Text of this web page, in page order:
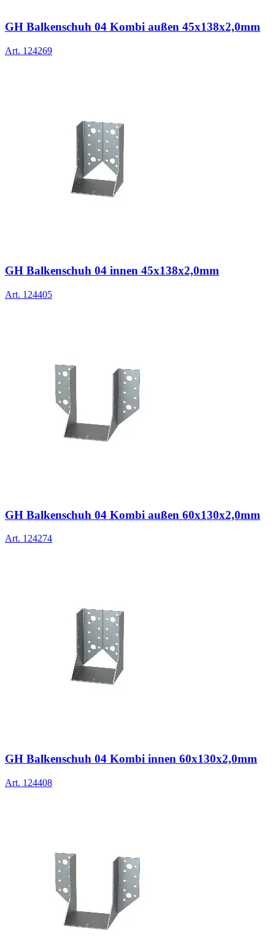
GH Balkenschuh 04 Kombi außen 45x138x2,0mm
Art. 124269
GH Balkenschuh 04 innen 45x138x2,0mm
Art. 124405
GH Balkenschuh 04 Kombi außen 60x130x2,0mm
Art. 124274
GH Balkenschuh 04 Kombi innen 60x130x2,0mm
Art. 124408